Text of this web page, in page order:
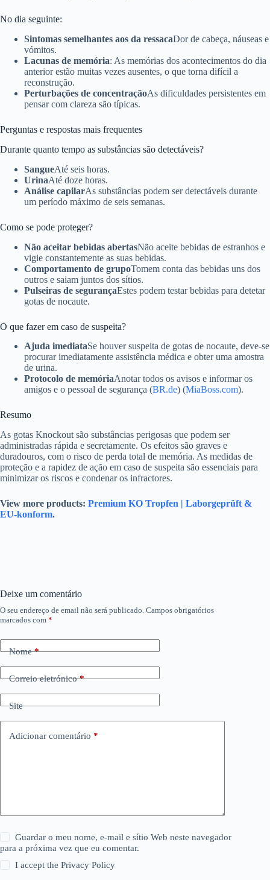
No dia seguinte:
Sintomas semelhantes aos da ressacaDor de cabeça, náuseas e
vómitos.
Lacunas de memória: As memórias dos acontecimentos do dia
anterior estão muitas vezes ausentes, o que torna difícil a
reconstrução.
Perturbações de concentraçãoAs dificuldades persistentes em
pensar com clareza são típicas.
Perguntas e respostas mais frequentes
Durante quanto tempo as substâncias são detectáveis?
SangueAté seis horas.
UrinaAté doze horas.
Análise capilarAs substâncias podem ser detectáveis durante
um período máximo de seis semanas.
Como se pode proteger?
Não aceitar bebidas abertasNão aceite bebidas de estranhos e
vigie constantemente as suas bebidas.
Comportamento de grupoTomem conta das bebidas uns dos
outros e saiam juntos dos sítios.
Pulseiras de segurançaEstes podem testar bebidas para detetar
gotas de nocaute.
O que fazer em caso de suspeita?
Ajuda imediataSe houver suspeita de gotas de nocaute, deve-se
procurar imediatamente assistência médica e obter uma amostra
de urina.
Protocolo de memóriaAnotar todos os avisos e informar os
amigos e o pessoal de segurança (BR.de) (MiaBoss.com).
Resumo
As gotas Knockout são substâncias perigosas que podem ser
administradas rápida e secretamente. Os efeitos são graves e
duradouros, com o risco de perda total de memória. As medidas de
proteção e a rapidez de ação em caso de suspeita são essenciais para
minimizar os riscos e condenar os infractores.
View more products: Premium KO Tropfen | Laborgeprüft &
EU-konform.
Deixe um comentário
O seu endereço de email não será publicado. Campos obrigatórios
marcados com *
Nome*
Correio eletrónico*
Site
Adicionar comentário *
Guardar o meu nome, e-mail e sítio Web neste navegador
para a próxima vez que eu comentar.
I accept thePrivacy Policy